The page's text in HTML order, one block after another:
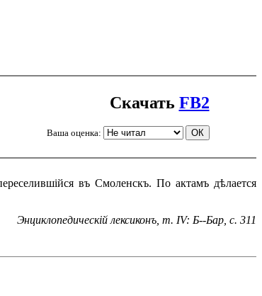
Скачать FB2
Ваша оценка:
въ Смоленскъ. По актамъ дѣлается
Энциклопедическій лексиконъ, т. IV: Б--Бар, с. 311